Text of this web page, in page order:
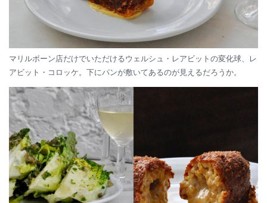
マリルボーン店だけでいただけるウェルシュ・レアビットの変化球、レ
アビット・コロッケ。下にパンが敷いてあるのが見えるだろうか。